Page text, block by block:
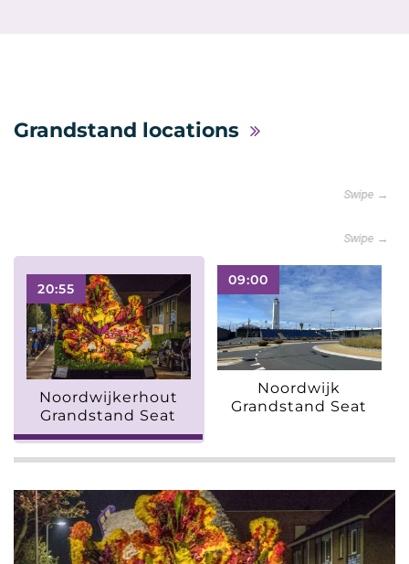
Grandstand locations
Swipe →
Swipe →
20:55
Noordwijkerhout
Grandstand Seat
09:00
Noordwijk
Grandstand Seat